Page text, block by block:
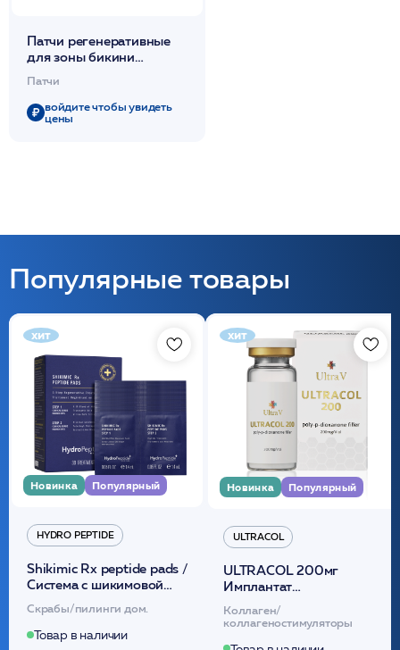
Патчи регенеративные
для зоны бикини
MeaPatch Bikini
/MeaPlasma
Патчи
войдите чтобы увидеть
цены
Популярные товары
хит
Новинка Популярный
HYDRO PEPTIDE
Shikimic Rx peptide pads /
Cистема с шикимовой
кислотой обновляющая
(30шт) /HP
Скрабы/пилинги дом.
Товар в наличии
хит
Новинка Популярный
ULTRACOL
ULTRACOL 200мг
Имплантат
внутридермальный,
стерильный на основе
полидиоксанона
Коллаген/
коллагеностимуляторы